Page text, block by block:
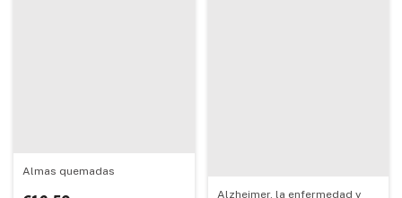
Almas quemadas
Alzheimer, la enfermedad y